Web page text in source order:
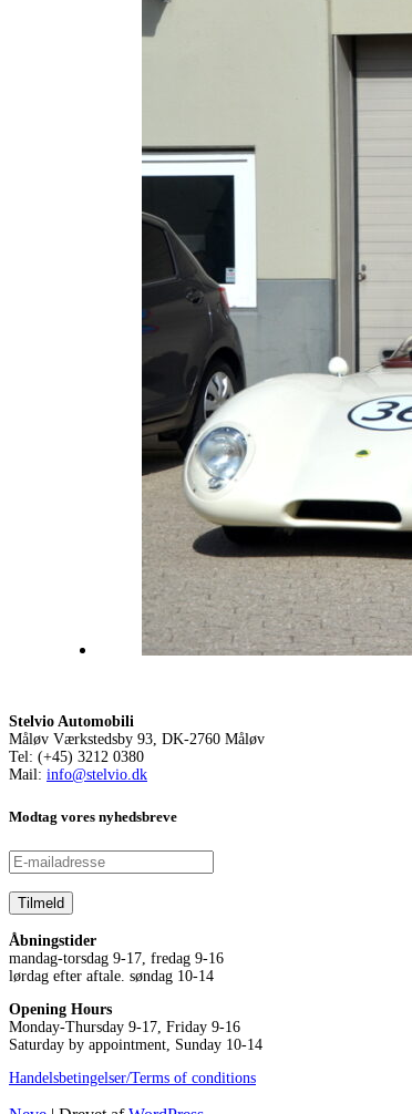
Stelvio Automobili
Måløv Værkstedsby 93, DK-2760 Måløv
Tel: (+45) 3212 0380
Mail: info@stelvio.dk
Modtag vores nyhedsbreve
Åbningstider
mandag-torsdag 9-17, fredag 9-16
lørdag efter aftale. søndag 10-14
Opening Hours
Monday-Thursday 9-17, Friday 9-16
Saturday by appointment, Sunday 10-14
Handelsbetingelser/Terms of conditions